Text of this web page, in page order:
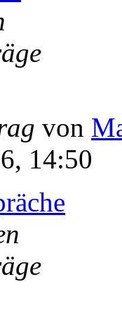
von
14:50